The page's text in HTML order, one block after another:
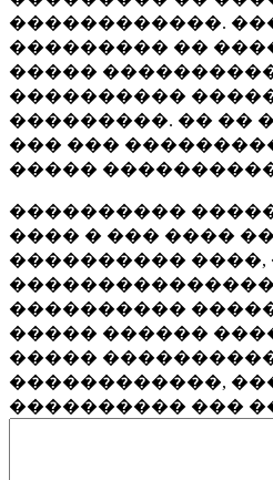
������������.
��������� ��
�����
����������
���������. �� ��
��� ���
�����
����������
���� � ��� ����
���������� ����,
����������
����� ������
�����
������������,
���������� ���